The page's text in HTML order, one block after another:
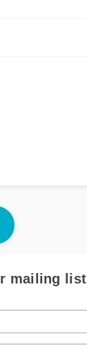
mailing list